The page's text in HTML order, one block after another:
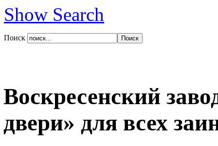
Show Search
Поиск
Воскресенский
двери» для всех